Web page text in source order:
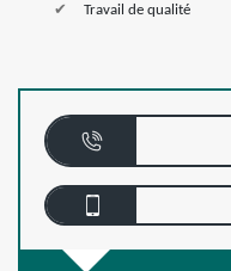
Travail de qualité